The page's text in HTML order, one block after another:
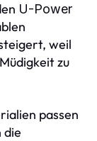
U-Power
weil
zu
passen
die